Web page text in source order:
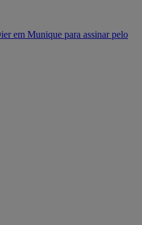
em Munique para assinar pelo